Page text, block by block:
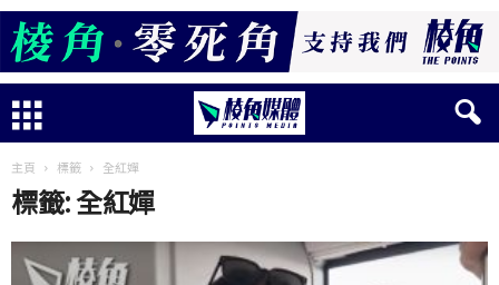
主頁 標籤 全紅嬋
標籤: 全紅嬋